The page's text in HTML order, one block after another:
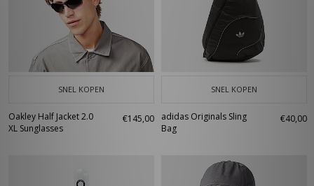
SNEL KOPEN
Oakley Half Jacket 2.0
XL Sunglasses
€145,00
SNEL KOPEN
adidas Originals Sling
Bag
€40,00